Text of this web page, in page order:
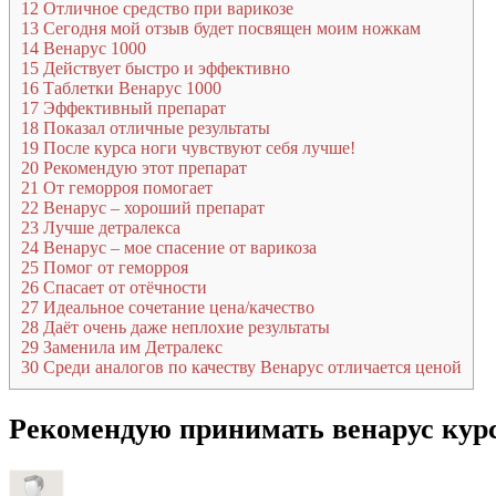
12 Отличное средство при варикозе
13 Сегодня мой отзыв будет посвящен моим ножкам
14 Венарус 1000
15 Действует быстро и эффективно
16 Таблетки Венарус 1000
17 Эффективный препарат
18 Показал отличные результаты
19 После курса ноги чувствуют себя лучше!
20 Рекомендую этот препарат
21 От геморроя помогает
22 Венарус – хороший препарат
23 Лучше детралекса
24 Венарус – мое спасение от варикоза
25 Помог от геморроя
26 Спасает от отёчности
27 Идеальное сочетание цена/качество
28 Даёт очень даже неплохие результаты
29 Заменила им Детралекс
30 Среди аналогов по качеству Венарус отличается ценой
Рекомендую принимать венарус